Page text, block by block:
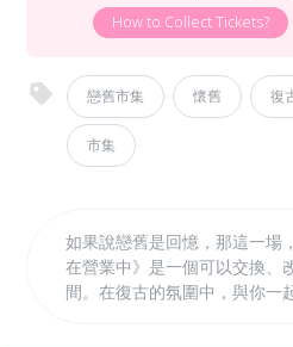
How to Collect Tickets?
戀舊市集 懷舊 復
市集
如果說戀舊是回憶，那這一場
在營業中》是一個可以交換、
間。在復古的氛圍中，與你一